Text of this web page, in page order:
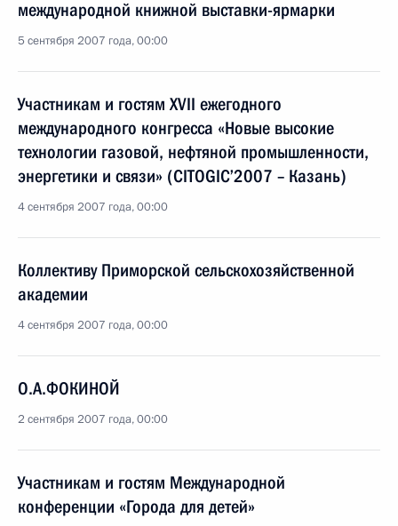
международной книжной выставки-ярмарки
5 сентября 2007 года, 00:00
Участникам и гостям XVII ежегодного
международного конгресса «Новые высокие
технологии газовой, нефтяной промышленности,
энергетики и связи» (CITOGIC’2007 – Казань)
4 сентября 2007 года, 00:00
Коллективу Приморской сельскохозяйственной
академии
4 сентября 2007 года, 00:00
О.А.ФОКИНОЙ
2 сентября 2007 года, 00:00
Участникам и гостям Международной
конференции «Города для детей»